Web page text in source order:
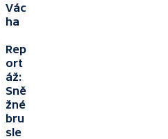
Vác
ha
Rep
ort
áž:
Sně
žné
bru
sle